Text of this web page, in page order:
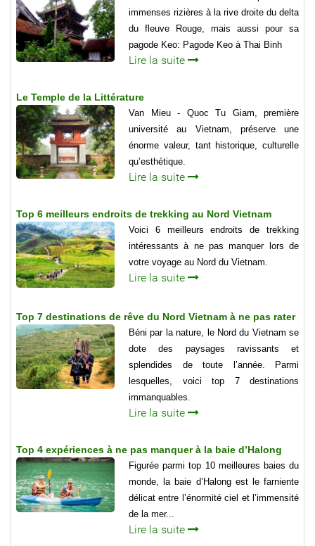
immenses rizières à la rive droite du delta
du fleuve Rouge, mais aussi pour sa
pagode Keo: Pagode Keo à Thai Binh
Lire la suite
Le Temple de la Littérature
Van Mieu - Quoc Tu Giam, première
université au Vietnam, préserve une
énorme valeur, tant historique, culturelle
qu’esthétique.
Lire la suite
Top 6 meilleurs endroits de trekking au Nord Vietnam
Voici 6 meilleurs endroits de trekking
intéressants à ne pas manquer lors de
votre voyage au Nord du Vietnam.
Lire la suite
Top 7 destinations de rêve du Nord Vietnam à ne pas rater
Béni par la nature, le Nord du Vietnam se
dote des paysages ravissants et
splendides de toute l’année. Parmi
lesquelles, voici top 7 destinations
immanquables.
Lire la suite
Top 4 expériences à ne pas manquer à la baie d’Halong
Figurée parmi top 10 meilleures baies du
monde, la baie d’Halong est le farniente
délicat entre l’énormité ciel et l’immensité
de la mer...
Lire la suite